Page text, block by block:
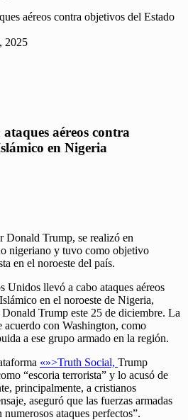
2025
aéreos contra
en Nigeria
Donald Trump, se realizó en
nigeriano y tuvo como objetivo
en el noroeste del país.
llevó a cabo ataques aéreos
en el noroeste de Nigeria,
Trump este 25 de diciembre. La
con Washington, como
a ese grupo armado en la región.
«»>Truth Social, Trump
“escoria terrorista” y lo acusó de
principalmente, a cristianos
aseguró que las fuerzas armadas
ataques perfectos”.